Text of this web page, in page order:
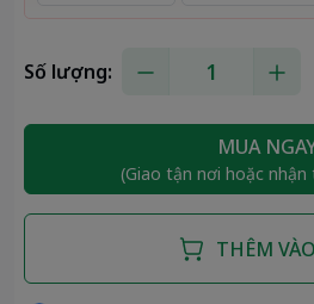
Số lượng:
MUA
(Giao tận nơi hoặc nhận
THÊM